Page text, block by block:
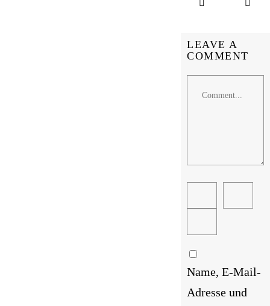
LEAVE A
COMMENT
Name, E-Mail-
Adresse und